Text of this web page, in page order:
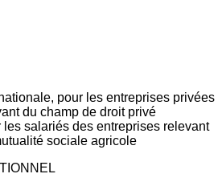
pour les entreprises privées
du champ de droit privé
salariés des entreprises relevant
sociale agricole